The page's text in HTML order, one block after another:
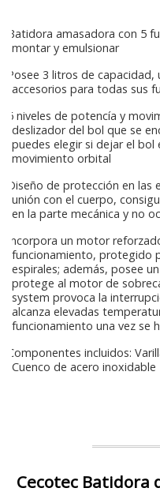
Batidora amasadora con 5
montar y emulsionar
Posee 3 litros de
accesorios para todas sus
6 niveles de potencía y
deslizador del bol que se
puedes elegir si dejar el bol
movimiento orbital
Diseño de protección en las
unión con el cuerpo,
en la parte mecánica y no
Incorpora un motor
funcionamiento, protegido
espirales; además, posee
protege al motor de
system provoca la
alcanza elevadas
funcionamiento una vez se
Componentes incluidos:
Cuenco de acero inoxidable
Cecotec Batidora